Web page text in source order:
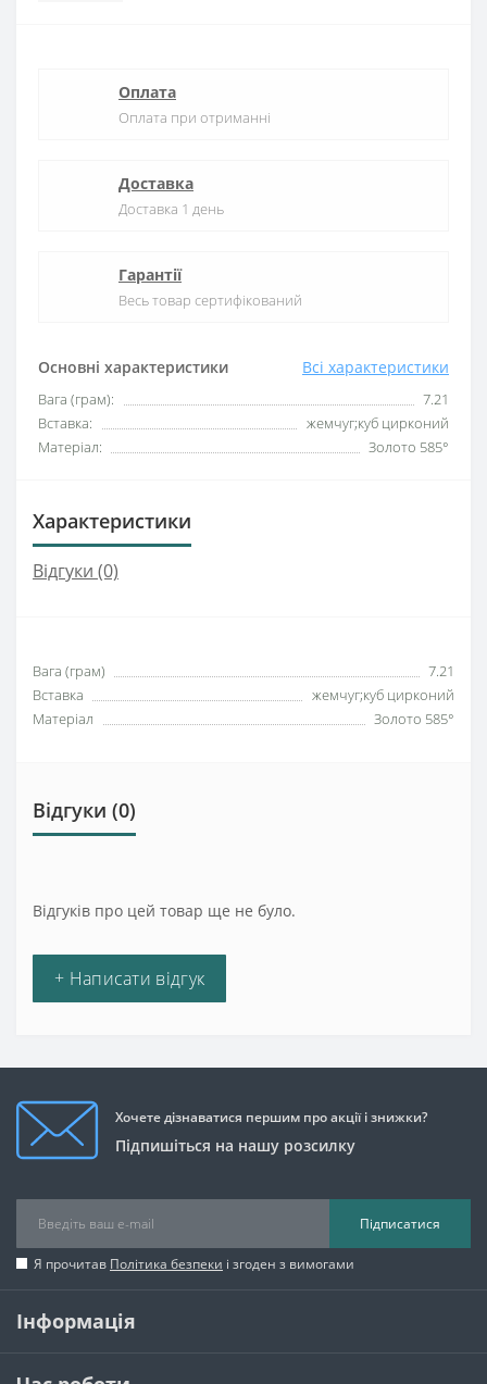
Основні характеристики Всі характеристики
Вага (грам):
7.21
Вставка:
жемчуг;куб цирконий
Матеріал:
Золото 585°
Оплата
Оплата при отриманні
Доставка
Доставка 1 день
Гарантії
Весь товар сертифікований
Характеристики
Відгуки (0)
Вага (грам)
7.21
Вставка
жемчуг;куб цирконий
Матеріал
Золото 585°
Відгуки (0)
Відгуків про цей товар ще не було.
+ Написати відгук
Хочете дізнаватися першим про акції і знижки?
Підпишіться на нашу розсилку
Підписатися
Я прочитав Політика безпеки і згоден з вимогами
Інформація